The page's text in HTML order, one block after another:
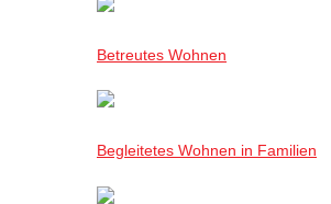
Betreutes Wohnen
Begleitetes Wohnen in Familien